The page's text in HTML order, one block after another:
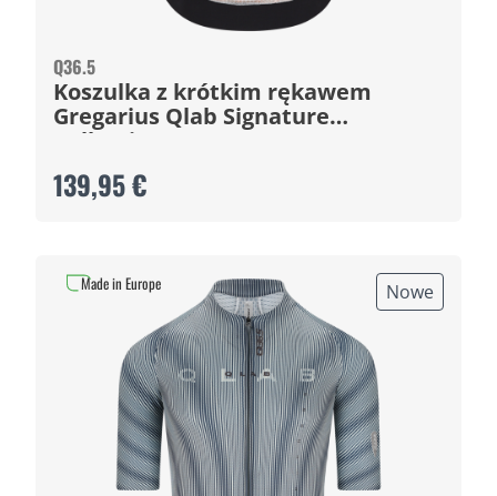
Q36.5
Koszulka z krótkim rękawem
Gregarius Qlab Signature
Collection
139,95 €
Nowe
Made in Europe